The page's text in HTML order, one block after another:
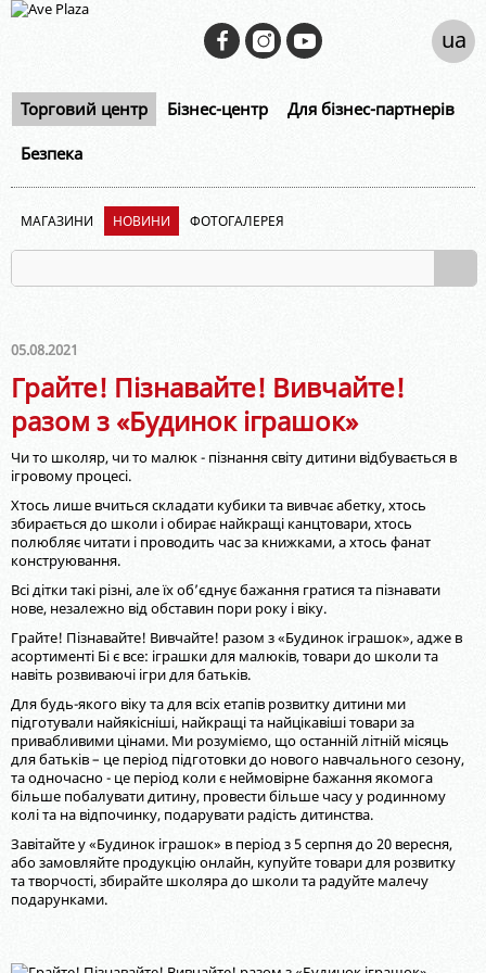
Торговий центр Бізнес-центр Для бізнес-партнерів
Безпека
ua
МАГАЗИНИ НОВИНИ ФОТОГАЛЕРЕЯ
05.08.2021
Грайте! Пізнавайте! Вивчайте!
разом з «Будинок іграшок»
Чи то школяр, чи то малюк - пізнання світу дитини відбувається в
ігровому процесі.
Хтось лише вчиться складати кубики та вивчає абетку, хтось
збирається до школи і обирає найкращі канцтовари, хтось
полюбляє читати і проводить час за книжками, а хтось фанат
конструювання.
Всі дітки такі різні, але їх об’єднує бажання гратися та пізнавати
нове, незалежно від обставин пори року і віку.
Грайте! Пізнавайте! Вивчайте! разом з «Будинок іграшок», адже в
асортименті Бі є все: іграшки для малюків, товари до школи та
навіть розвиваючі ігри для батьків.
Для будь-якого віку та для всіх етапів розвитку дитини ми
підготували найякісніші, найкращі та найцікавіші товари за
привабливими цінами. Ми розуміємо, що останній літній місяць
для батьків – це період підготовки до нового навчального сезону,
та одночасно - це період коли є неймовірне бажання якомога
більше побалувати дитину, провести більше часу у родинному
колі та на відпочинку, подарувати радість дитинства.
Завітайте у «Будинок іграшок» в період з 5 серпня до 20 вересня,
або замовляйте продукцію онлайн, купуйте товари для розвитку
та творчості, збирайте школяра до школи та радуйте малечу
подарунками.